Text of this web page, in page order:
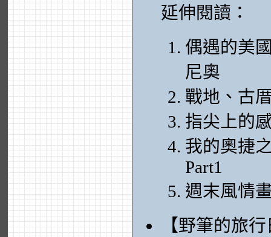
延伸閱讀：
偶遇的美
尼奧
戰地、古
指尖上的
我的奧捷
Part1
週末風情
【野筆的旅